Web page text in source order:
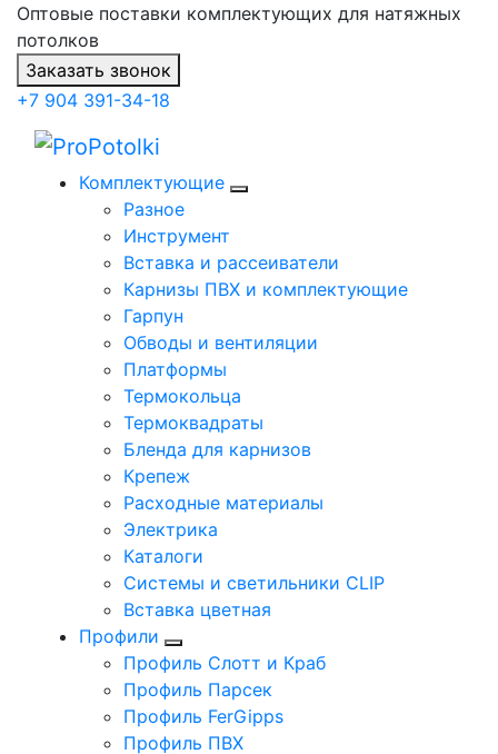
Оптовые поставки комплектующих для натяжных
потолков
Заказать звонок
+7 904 391-34-18
Комплектующие
Разное
Инструмент
Вставка и рассеиватели
Карнизы ПВХ и комплектующие
Гарпун
Обводы и вентиляции
Платформы
Термокольца
Термоквадраты
Бленда для карнизов
Крепеж
Расходные материалы
Электрика
Каталоги
Системы и светильники CLIP
Вставка цветная
Профили
Профиль Слотт и Краб
Профиль Парсек
Профиль FerGipps
Профиль ПВХ